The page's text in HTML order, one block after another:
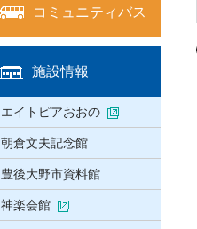
コミュニティバス
施設情報
エイトピアおおの
朝倉文夫記念館
豊後大野市資料館
神楽会館